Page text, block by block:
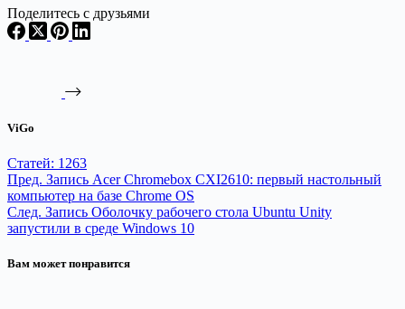
Micromax смог занять
заметную позицию на
долю приходится около 19,7%
Поделитесь с друзьями
ViGo
Статей: 1263
Пред. Запись Acer Chromebox CXI2610: первый настольный
компьютер на базе Chrome OS
След. Запись Оболочку рабочего стола Ubuntu Unity
запустили в среде Windows 10
Вам может понравится